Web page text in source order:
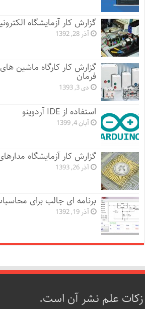
گزارش کار آزمایشگاه
آذر 28, 1392
گزارش کار کارگاه ماشین
فرمان
دی 3, 1393
استفاده از IDE آردوینو
آبان 4, 1399
گزارش کار آزمایشگاه
آذر 26, 1393
برنامه ای جالب برای
آذر 19, 1392
زکات علم نشر آن است.